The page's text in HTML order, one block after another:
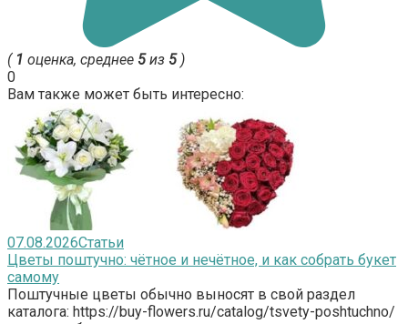
( 1 оценка, среднее 5из 5)
0
Вам также может быть интересно:
07.08.2026Статьи
Цветы поштучно: чётное и нечётное, и как собрать букет
самому
Поштучные цветы обычно выносят в свой раздел
каталога: https://buy-flowers.ru/catalog/tsvety-poshtuchno/